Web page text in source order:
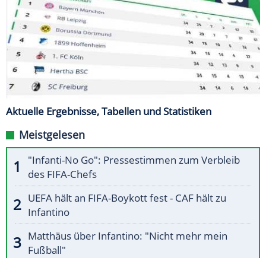
Aktuelle Ergebnisse, Tabellen und Statistiken
Meistgelesen
"Infanti-No Go": Pressestimmen zum Verbleib
des FIFA-Chefs
UEFA hält an FIFA-Boykott fest - CAF hält zu
Infantino
Matthäus über Infantino: "Nicht mehr mein
Fußball"